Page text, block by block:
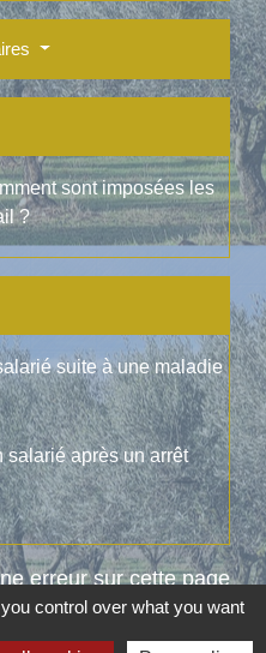
sont imposées les
?
suite à une maladie
salarié après un arrêt
erreur sur cette page
control over what you want